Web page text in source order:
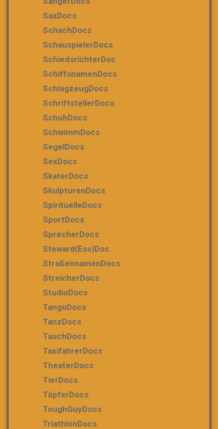
SaxDocs
SchachDocs
SchauspielerDocs
SchiedsrichterDoc
SchiffsnamenDocs
SchlagzeugDocs
SchriftstellerDocs
SchuhDocs
SchwimmDocs
SegelDocs
SexDocs
SkaterDocs
SkulpturenDocs
SpirituelleDocs
SportDocs
SprecherDocs
Steward(ess)Doc
StraßennamenDocs
StreicherDocs
StudioDocs
TangoDocs
TanzDocs
TauchDocs
TaxifahrerDocs
TheaterDocs
TierDocs
TöpferDocs
ToughGuyDocs
TriathlonDocs